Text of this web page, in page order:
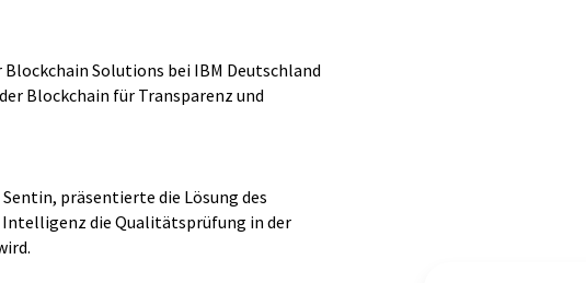
Solutions bei IBM Deutschland
Blockchain für Transparenz und
präsentierte die Lösung des
die Qualitätsprüfung in der